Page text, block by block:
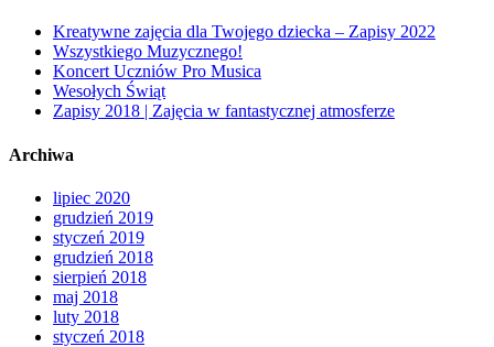
Kreatywne zajęcia dla Twojego dziecka – Zapisy 2022
Wszystkiego Muzycznego!
Koncert Uczniów Pro Musica
Wesołych Świąt
Zapisy 2018 | Zajęcia w fantastycznej atmosferze
Archiwa
lipiec 2020
grudzień 2019
styczeń 2019
grudzień 2018
sierpień 2018
maj 2018
luty 2018
styczeń 2018